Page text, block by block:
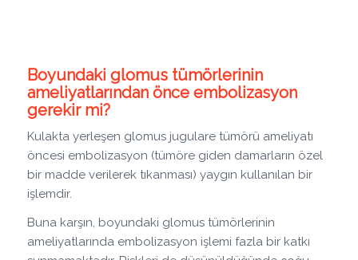
Boyundaki glomus tümörlerinin
ameliyatlarından önce embolizasyon
gerekir mi?
Kulakta yerleşen glomus jugulare tümörü ameliyatı
öncesi embolizasyon (tümöre giden damarların özel
bir madde verilerek tıkanması) yaygın kullanılan bir
işlemdir.
Buna karşın, boyundaki glomus tümörlerinin
ameliyatlarında embolizasyon işlemi fazla bir katkı